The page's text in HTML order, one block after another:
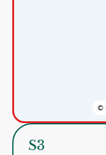
©
S3